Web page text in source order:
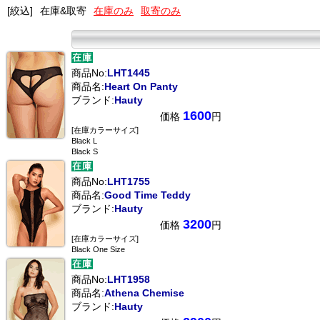
[絞込]
在庫&取寄 在庫のみ 取寄のみ
商品No:LHT1445
商品名:Heart On Panty
ブランド:Hauty
価格 1600円
[在庫カラーサイズ]
Black L
Black S
商品No:LHT1755
商品名:Good Time Teddy
ブランド:Hauty
価格 3200円
[在庫カラーサイズ]
Black One Size
商品No:LHT1958
商品名:Athena Chemise
ブランド:Hauty